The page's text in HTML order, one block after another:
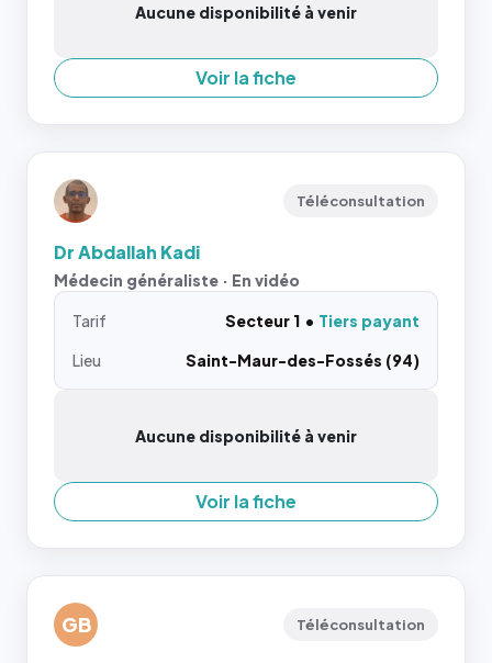
Aucune disponibilité à venir
Voir la fiche
Téléconsultation
Dr Abdallah Kadi
Médecin généraliste · En vidéo
Tarif Secteur 1
Tiers payant
Lieu
Saint-Maur-des-Fossés (94)
Aucune disponibilité à venir
Voir la fiche
GB Téléconsultation